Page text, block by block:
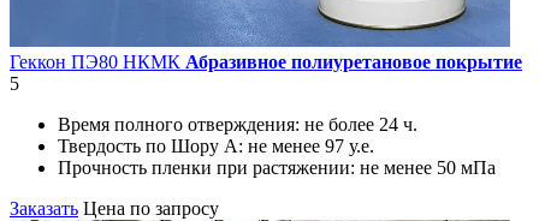
Геккон ПЭ80 НКМК Абразивное полиуретановое покрытие
5
Время полного отверждения: не более 24 ч.
Твердость по Шору А: не менее 97 у.е.
Прочность пленки при растяжении: не менее 50 мПа
Заказать Цена по запросу